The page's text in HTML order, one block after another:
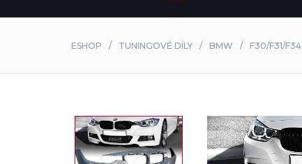
ESHOP TUNINGOVÉ DÍLY BMW F30/F31/F34